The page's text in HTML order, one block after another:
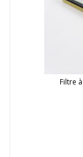
Filtre à